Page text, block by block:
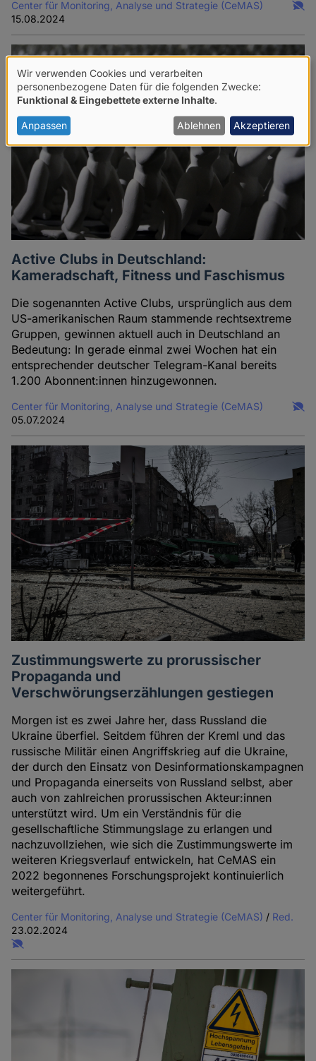
Center für Monitoring, Analyse und Strategie (CeMAS)
15.08.2024
Active Clubs in Deutschland:
Kameradschaft, Fitness und Faschismus
Die sogenannten Active Clubs, ursprünglich aus dem
US-amerikanischen Raum stammende rechtsextreme
Gruppen, gewinnen aktuell auch in Deutschland an
Bedeutung: In gerade einmal zwei Wochen hat ein
entsprechender deutscher Telegram-Kanal bereits
1.200 Abonnent:innen hinzugewonnen.
Center für Monitoring, Analyse und Strategie (CeMAS)
05.07.2024
Zustimmungswerte zu prorussischer
Propaganda und
Verschwörungserzählungen gestiegen
Morgen ist es zwei Jahre her, dass Russland die
Ukraine überfiel. Seitdem führen der Kreml und das
russische Militär einen Angriffskrieg auf die Ukraine,
der durch den Einsatz von Desinformationskampagnen
und Propaganda einerseits von Russland selbst, aber
auch von zahlreichen prorussischen Akteur:innen
unterstützt wird. Um ein Verständnis für die
gesellschaftliche Stimmungslage zu erlangen und
nachzuvollziehen, wie sich die Zustimmungswerte im
weiteren Kriegsverlauf entwickeln, hat CeMAS ein
2022 begonnenes Forschungsprojekt kontinuierlich
weitergeführt.
Center für Monitoring, Analyse und Strategie (CeMAS) / Red.
23.02.2024
Verwendung
von
personenbezogenen
Daten
und
Cookies
Wir verwenden Cookies und verarbeiten
personenbezogene Daten für die folgenden Zwecke:
Funktional & Eingebettete externe Inhalte
Anpassen Ablehnen Akzeptieren